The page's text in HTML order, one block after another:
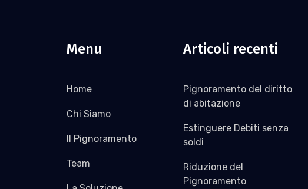
Menu
Home
Chi Siamo
Il Pignoramento
Team
Articoli recenti
Pignoramento del diritto
di abitazione
Estinguere Debiti senza
soldi
Riduzione del
Pignoramento